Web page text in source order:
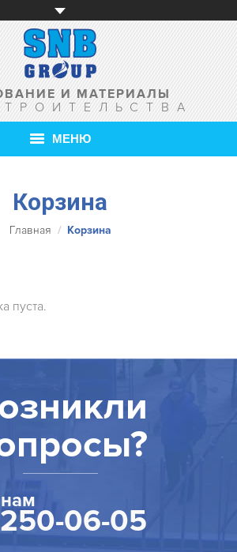
И МАТЕРИАЛЫ
МЕНЮ
Корзина
Главная Корзина
пуста.
250-06-05